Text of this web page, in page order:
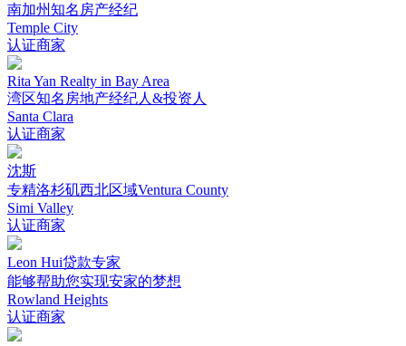
南加州知名房产经纪
Temple City
认证商家
Rita Yan Realty in Bay Area
湾区知名房地产经纪人&投资人
Santa Clara
认证商家
沈斯
专精洛杉矶西北区域Ventura County
Simi Valley
认证商家
Leon Hui贷款专家
能够帮助您实现安家的梦想
Rowland Heights
认证商家